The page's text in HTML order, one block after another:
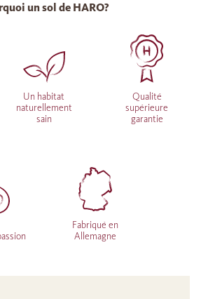
un sol de HARO?
Un habitat
naturellement
sain
Qualité
supérieure
garantie
Fabriqué en
Allemagne